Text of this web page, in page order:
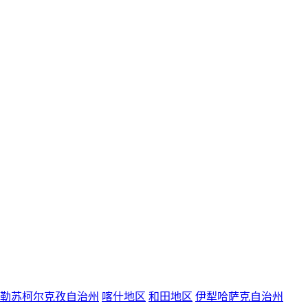
苏柯尔克孜自治州 喀什地区 和田地区 伊犁哈萨克自治州